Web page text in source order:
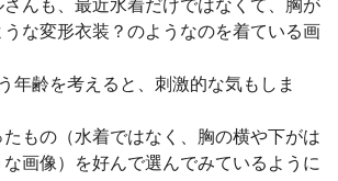
な変形衣装？のようなのを着ている画
年齢を考えると、刺激的な気もしま
もの（水着ではなく、胸の横や下がは
画像）を好んで選んでみているように